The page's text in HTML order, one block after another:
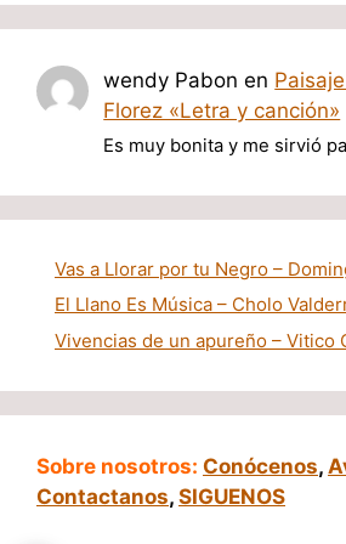
wendy Pabon en
Florez «Letra y canción»
Es muy bonita y me sirvió
Vas a Llorar por tu Negro –
El Llano Es Música – Cholo
Vivencias de un apureño – Vitico
Sobre nosotros: Conócenos,
Contactanos, SIGUENOS